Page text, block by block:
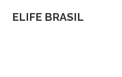
ELIFE BRASIL